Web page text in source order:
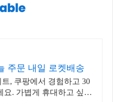
주문 내일 로켓배송
, 쿠팡에서 경험하고 30
요. 가볍게 휴대하고 싶다